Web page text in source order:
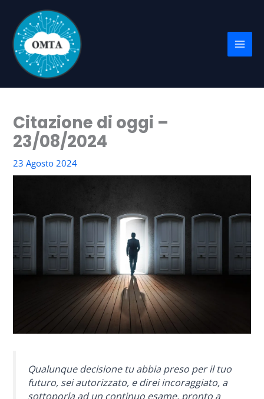
contenuto
Citazione di oggi –
23/08/2024
23 Agosto 2024
Qualunque decisione tu abbia preso per il tuo
futuro, sei autorizzato, e direi incoraggiato, a
sottoporla ad un continuo esame, pronto a